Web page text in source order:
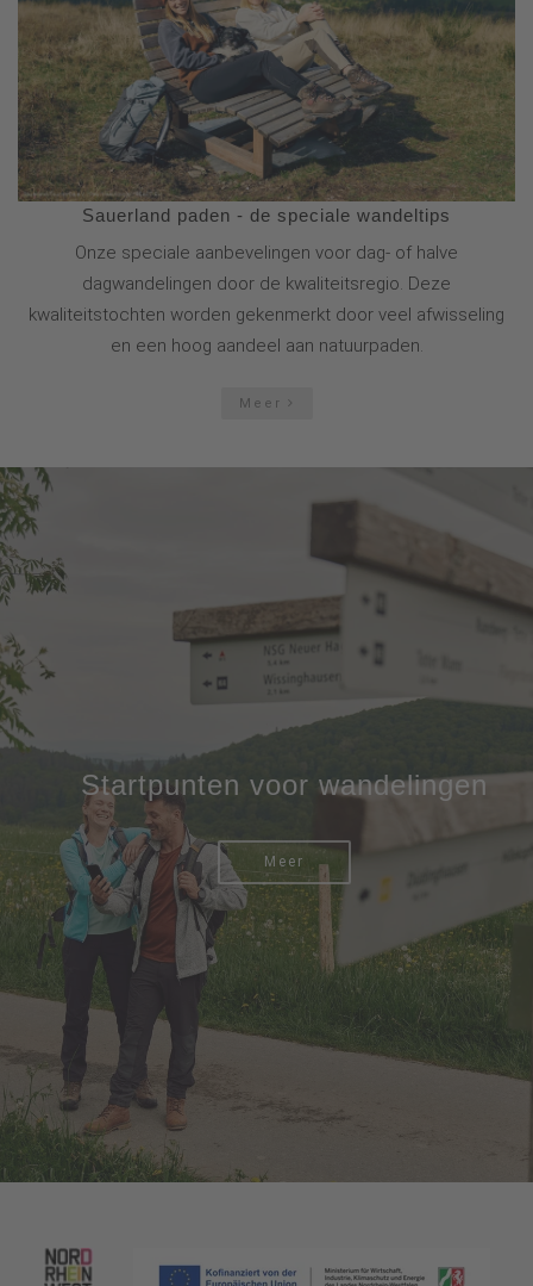
Sauerland paden - de speciale wandeltips
Onze speciale aanbevelingen voor dag- of halve
dagwandelingen door de kwaliteitsregio. Deze
kwaliteitstochten worden gekenmerkt door veel afwisseling
en een hoog aandeel aan natuurpaden.
Meer
Startpunten voor wandelingen
Meer